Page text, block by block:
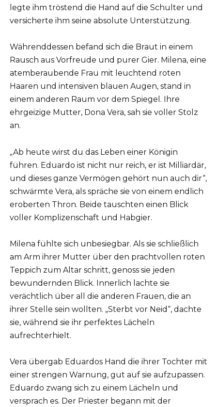
legte ihm tröstend die Hand auf die Schulter und
versicherte ihm seine absolute Unterstützung.
Währenddessen befand sich die Braut in einem
Rausch aus Vorfreude und purer Gier. Milena, eine
atemberaubende Frau mit leuchtend roten
Haaren und intensiven blauen Augen, stand in
einem anderen Raum vor dem Spiegel. Ihre
ehrgeizige Mutter, Dona Vera, sah sie voller Stolz
an.
„Ab heute wirst du das Leben einer Königin
führen. Eduardo ist nicht nur reich, er ist Milliardär,
und dieses ganze Vermögen gehört nun auch dir“,
schwärmte Vera, als spräche sie von einem endlich
eroberten Thron. Beide tauschten einen Blick
voller Komplizenschaft und Habgier.
Milena fühlte sich unbesiegbar. Als sie schließlich
am Arm ihrer Mutter über den prachtvollen roten
Teppich zum Altar schritt, genoss sie jeden
bewundernden Blick. Innerlich lachte sie
verächtlich über all die anderen Frauen, die an
ihrer Stelle sein wollten. „Sterbt vor Neid“, dachte
sie, während sie ihr perfektes Lächeln
aufrechterhielt.
Vera übergab Eduardos Hand die ihrer Tochter mit
einer strengen Warnung, gut auf sie aufzupassen.
Eduardo zwang sich zu einem Lächeln und
versprach es. Der Priester begann mit der